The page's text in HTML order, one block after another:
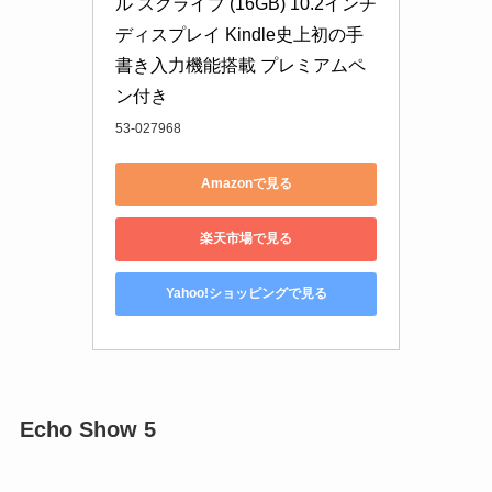
ディスプレイ Kindle史上初の手
書き入力機能搭載 プレミアムペ
ン付き
53-027968
Amazonで見る
楽天市場で見る
Yahoo!ショッピングで見る
Echo Show 5